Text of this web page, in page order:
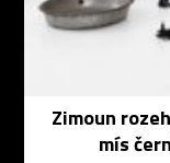
Zimoun
mís